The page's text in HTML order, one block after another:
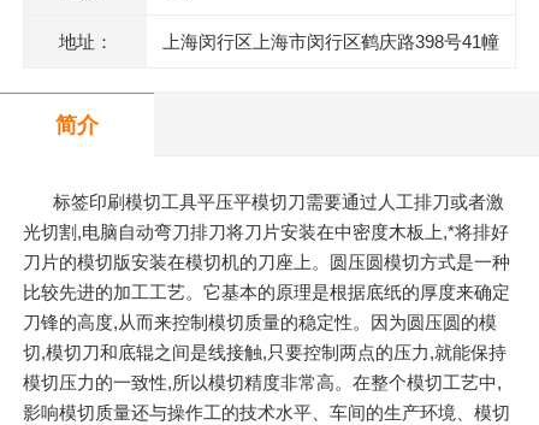
地址： 上海闵行区上海市闵行区鹤庆路398号41幢
简介
标签印刷模切工具平压平模切刀需要通过人工排刀或者激
光切割,电脑自动弯刀排刀将刀片安装在中密度木板上,*将排好
刀片的模切版安装在模切机的刀座上。圆压圆模切方式是一种
比较先进的加工工艺。它基本的原理是根据底纸的厚度来确定
刀锋的高度,从而来控制模切质量的稳定性。因为圆压圆的模
切,模切刀和底辊之间是线接触,只要控制两点的压力,就能保持
模切压力的一致性,所以模切精度非常高。在整个模切工艺中,
影响模切质量还与操作工的技术水平、车间的生产环境、模切